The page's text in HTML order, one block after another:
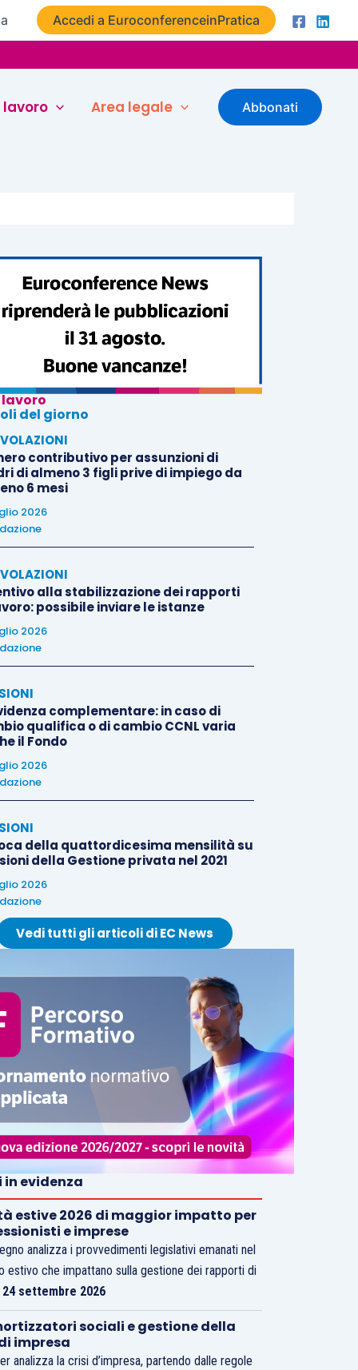
Accedi a EuroconferenceinPratica
lavoro Area legale Abbonati
lavoro
del giorno
contributivo per assunzioni di
di almeno 3 figli prive di impiego da
6 mesi
2026
alla stabilizzazione dei rapporti
possibile inviare le istanze
2026
complementare: in caso di
qualifica o di cambio CCNL varia
il Fondo
2026
della quattordicesima mensilità su
della Gestione privata nel 2021
2026
Vedi tutti gli articoli di EC News
in evidenza
estive 2026 di maggior impatto per
e imprese
analizza i provvedimenti legislativi emanati nel
estivo che impattano sulla gestione dei rapporti di
24 settembre 2026
sociali e gestione della
impresa
analizza la crisi d’impresa, partendo dalle regole